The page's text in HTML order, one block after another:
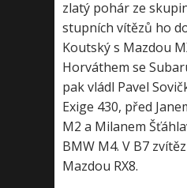
zlatý pohár ze
stupních vítězů ho
Koutský s Mazdou
Horváthem se
pak vládl Pavel
Exige 430, před
M2 a Milanem
BMW M4. V B7
Mazdou RX8.